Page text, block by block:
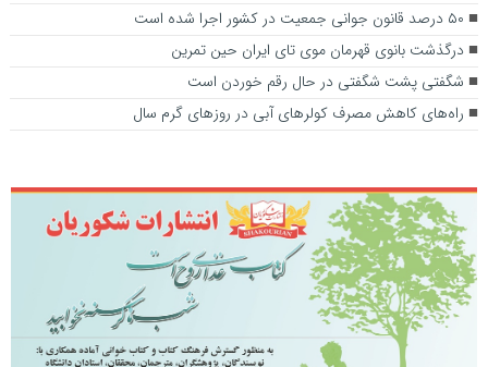
۵۰ درصد قانون جوانی جمعیت در کشور اجرا شده است
درگذشت بانوی قهرمان موی تای ایران حین تمرین
شگفتی پشت شگفتی در حال رقم خوردن است
راه‌های کاهش مصرف کولرهای آبی در روزهای گرم سال